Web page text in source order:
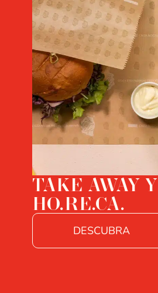
TAKE AWAY Y
HO.RE.CA.
DESCUBRA